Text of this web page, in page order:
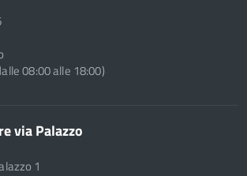
08:00 alle 18:00)
via Palazzo
1